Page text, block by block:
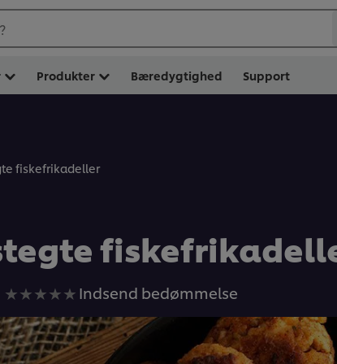
Produkter Bæredygtighed Support
fiskefrikadeller
Ingen
bedømmelser
indsendt
Indsend bedømmelse